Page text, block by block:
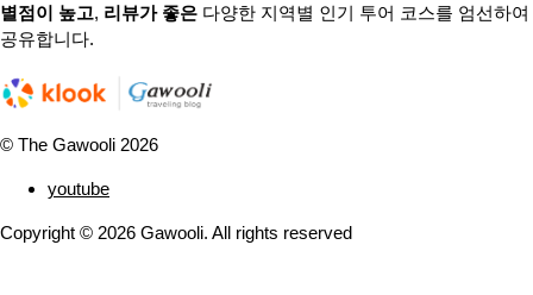
별점이 높고, 리뷰가 좋은 다양한 지역별 인기 투어 코스를 엄선하여
공유합니다.
© The Gawooli 2026
youtube
Copyright © 2026 Gawooli. All rights reserved